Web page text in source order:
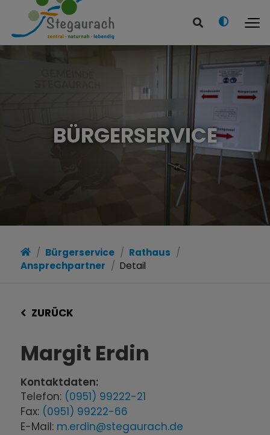
BÜRGERSERVICE
Bürgerservice
Rathaus
Ansprechpartner
Detail
ZURÜCK
Margit Erdin
Kontaktdaten:
Telefon: (0951) 99222-21
Fax: (0951) 99222-66
E-Mail: m.erdin@stegaurach.de